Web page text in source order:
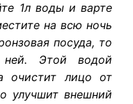
1л воды и варте
на всю ночь
посуда, то
Этой водой
очистит лицо от
улучшит внешний